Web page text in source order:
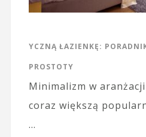
YCZNĄ ŁAZIENKĘ:
PROSTOTY
Minimalizm w
coraz większą
…